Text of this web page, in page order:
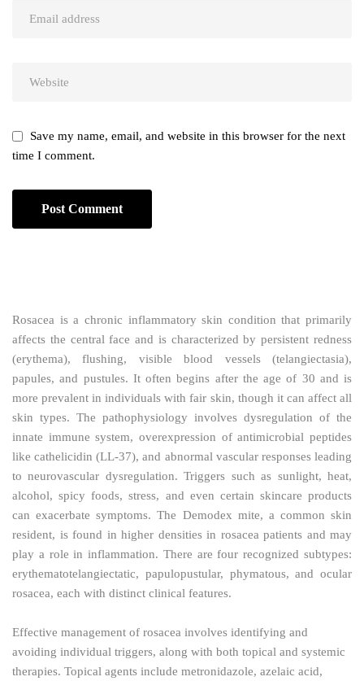
Save my name, email, and website in this browser for the next
time I comment.
Rosacea is a chronic inflammatory skin condition that primarily
affects the central face and is characterized by persistent redness
(erythema), flushing, visible blood vessels (telangiectasia),
papules, and pustules. It often begins after the age of 30 and is
more prevalent in individuals with fair skin, though it can affect all
skin types. The pathophysiology involves dysregulation of the
innate immune system, overexpression of antimicrobial peptides
like cathelicidin (LL-37), and abnormal vascular responses leading
to neurovascular dysregulation. Triggers such as sunlight, heat,
alcohol, spicy foods, stress, and even certain skincare products
can exacerbate symptoms. The Demodex mite, a common skin
resident, is found in higher densities in rosacea patients and may
play a role in inflammation. There are four recognized subtypes:
erythematotelangiectatic, papulopustular, phymatous, and ocular
rosacea, each with distinct clinical features.
Effective management of rosacea involves identifying and
avoiding individual triggers, along with both topical and systemic
therapies. Topical agents include metronidazole, azelaic acid,